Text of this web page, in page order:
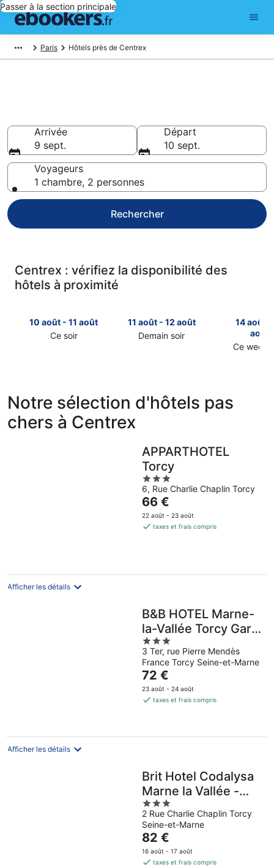
Passer à la section principale
Paris Hôtels près de Centrex
Arrivée
9 sept.
Départ
10 sept.
Voyageurs
1 chambre, 2 personnes
Rechercher
Centrex : vérifiez la disponibilité des
hôtels à proximité
10 août - 11 août
Ce soir
de
Centrex
pour
cette
11 août - 12 août
Demain soir
de
Centrex
pour
soir,
août
août
14 août -
août
Ce week-
de
ce
week-
août
Notre sélection d'hôtels pas
chers à Centrex
APPARTHOTEL
Torcy
3
out
of
5
6, Rue Charlie Chaplin Torcy
Le
prix
est
nuit
66 €
22 août - 23 août
taxes et frais compris
Afficher les détails
B&B HOTEL Marne-
la-Vallée Torcy Gare
3 étoiles
3
out
of
5
3 Ter, rue Pierre Mendès
France Torcy Seine-et-Marne
Le
prix
est
par
72 €
23 août - 24 août
taxes et frais compris
Afficher les détails
Brit Hotel Codalysa
Marne la Vallée -
Torcy
3
out
of
5
2 Rue Charlie Chaplin Torcy
Seine-et-Marne
Le
prix
est
82 €
16 août - 17 août
taxes et frais compris